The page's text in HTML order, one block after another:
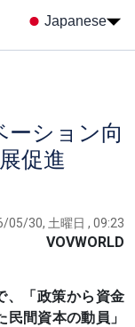
Japanese
ーション向
促進
05/30, 土曜日 , 09:23
VOVWORLD
、「政策から資金
間資本の動員」